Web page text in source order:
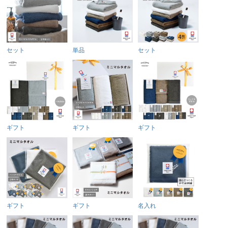
セット 単品 セット
ギフト ギフト ギフト
ギフト ギフト 名入れ